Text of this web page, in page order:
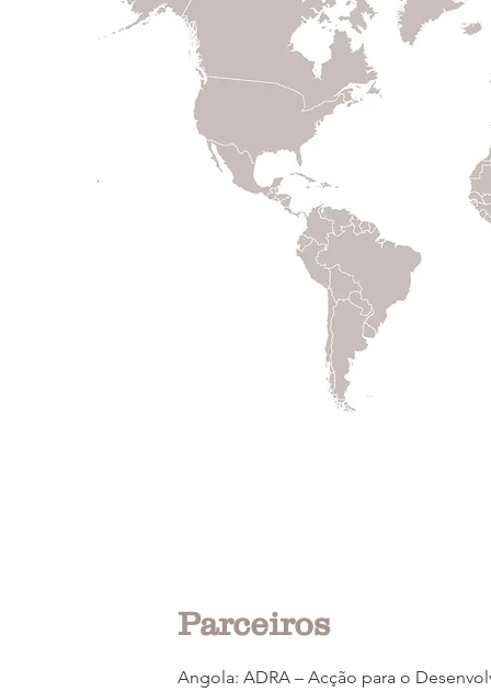
Parceiros
Angola: ADRA – Acção para o